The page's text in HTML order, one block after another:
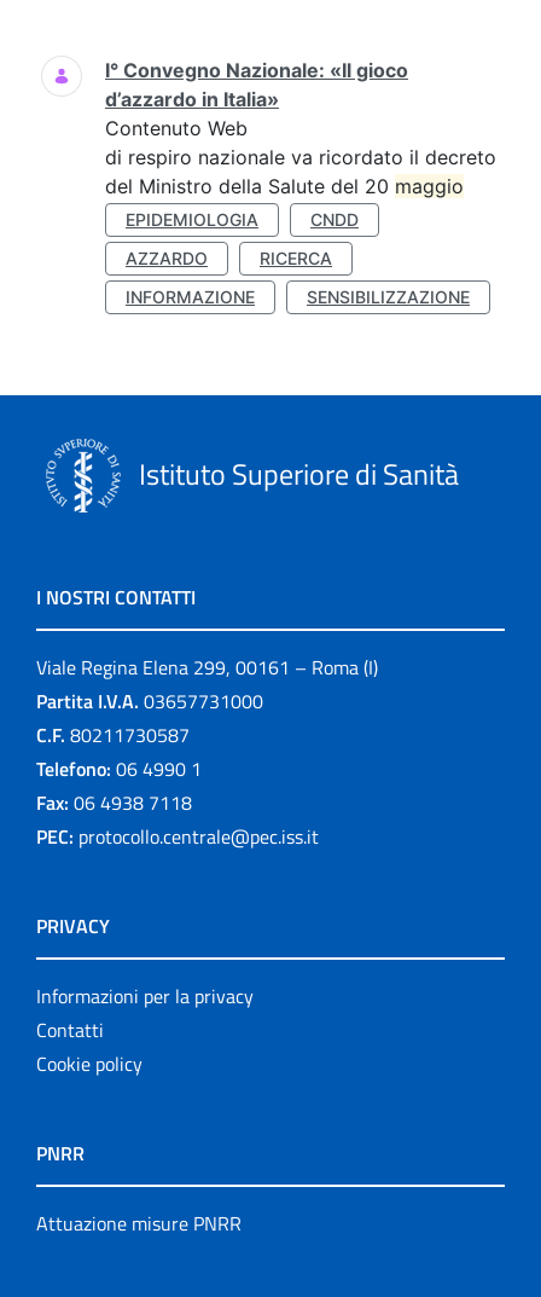
Ricerca
I° Convegno Nazionale: «Il gioco
d’azzardo in Italia»
Contenuto Web
di respiro nazionale va ricordato il decreto
del Ministro della Salute del 20 maggio
EPIDEMIOLOGIA
CNDD
AZZARDO
RICERCA
INFORMAZIONE
SENSIBILIZZAZIONE
Istituto Superiore di Sanità
I NOSTRI CONTATTI
Viale Regina Elena 299, 00161 – Roma (I)
Partita I.V.A. 03657731000
C.F. 80211730587
Telefono: 06 4990 1
Fax: 06 4938 7118
PEC: protocollo.centrale@pec.iss.it
PRIVACY
Informazioni per la privacy
Contatti
Cookie policy
PNRR
Attuazione misure PNRR